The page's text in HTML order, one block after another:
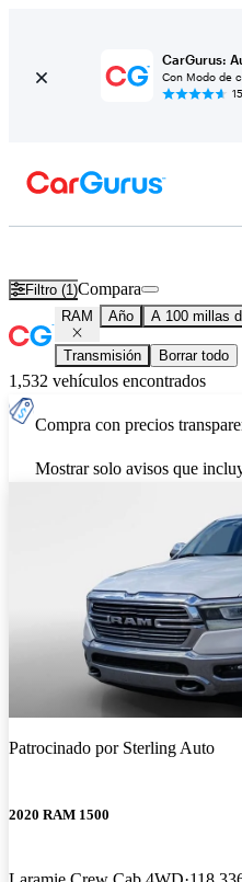
CarGurus:
Con Modo de
Filtro (1)Compara
RAM Año A 100 millas
Transmisión Borrar todo
1,532 vehículos encontrados
Compra con precios
Mostrar solo avisos que
Patrocinado por Sterling Auto
2020 RAM 1500